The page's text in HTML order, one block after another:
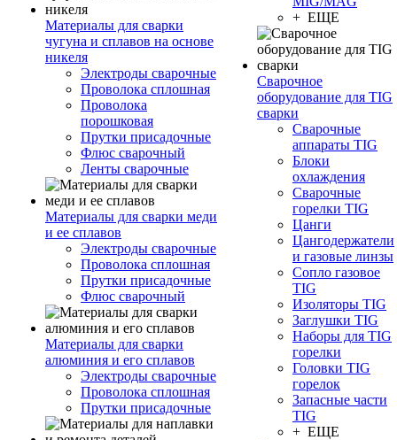
Материалы для сварки
чугуна и сплавов на основе
никеля
Электроды сварочные
Проволока сплошная
Проволока
порошковая
Прутки присадочные
Флюс сварочный
Ленты сварочные
Материалы для сварки меди
и ее сплавов
Электроды сварочные
Проволока сплошная
Прутки присадочные
Флюс сварочный
Материалы для сварки
алюминия и его сплавов
Электроды сварочные
Проволока сплошная
Прутки присадочные
+ ЕЩЕ
Сварочное
оборудование для TIG
сварки
Сварочные
аппараты TIG
Блоки
охлаждения
Сварочные
горелки TIG
Цанги
Цангодержатели
и газовые линзы
Сопло газовое
TIG
Изоляторы TIG
Заглушки TIG
Наборы для TIG
горелки
Головки TIG
горелок
Запасные части
TIG
+ ЕЩЕ